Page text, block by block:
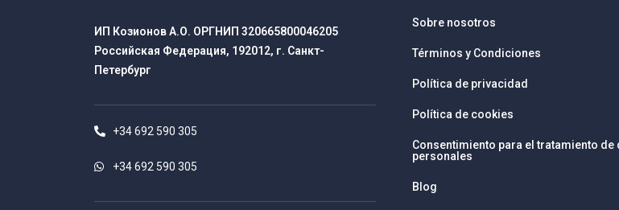
ИП Козионов А.О. ОРГНИП 320665800046205
Российская Федерация, 192012, г. Санкт-
Петербург
+34 692 590 305
+34 692 590 305
Sobre nosotros
Términos y Condiciones
Política de privacidad
Política de cookies
Consentimiento para el tratamiento de
personales
Blog